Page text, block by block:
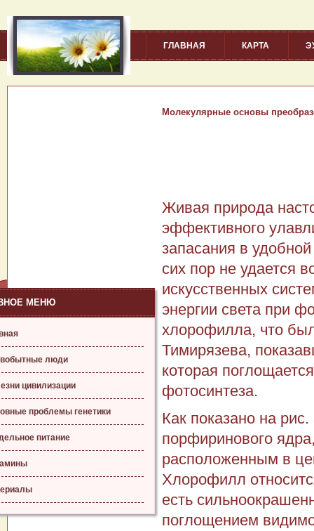
ГЛАВНАЯ КАРТА
МЕНЮ
люди
цивилизации
проблемы генетики
питание
Молекулярные основы
Живая природа
эффективного
запасания в
сих пор не удается
искусственных
энергии света при
хлорофилла, что
Тимирязева,
которая
фотосинтеза.
Как показано на
порфиринового
расположенным в
Хлорофилл
есть
поглощением